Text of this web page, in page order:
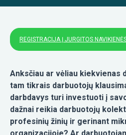
REGISTRACIJA Į JURGITOS
Anksčiau ar vėliau kiekvienas
tam tikrais darbuotojų
darbdavys turi investuoti į
dažnai reikia darbuotojų
profesinių žinių ir gerinant